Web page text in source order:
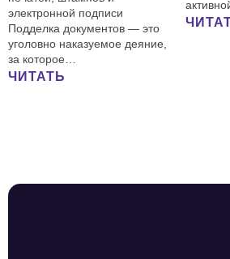
электронной подписи
Подделка документов — это
уголовно наказуемое деяние,
за которое…
ЧИТАТЬ